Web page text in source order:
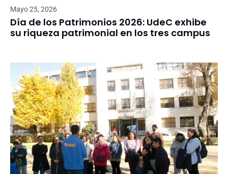
Mayo 25, 2026
Día de los Patrimonios 2026: UdeC exhibe
su riqueza patrimonial en los tres campus